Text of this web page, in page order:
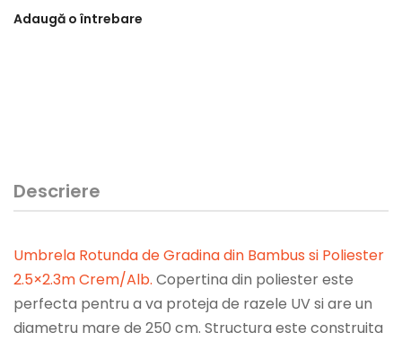
Adaugă o întrebare
Descriere
Umbrela Rotunda de Gradina din Bambus si Poliester
2.5×2.3m Crem/Alb. Copertina din poliester este
perfecta pentru a va proteja de razele UV si are un
diametru mare de 250 cm. Structura este construita